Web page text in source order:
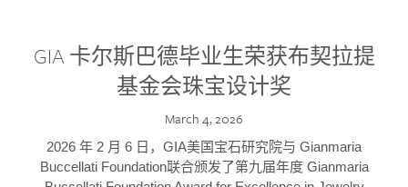
GIA 卡尔斯巴德毕业生荣获布契拉提
基金会珠宝设计奖
March 4, 2026
2026 年 2 月 6 日，GIA美国宝石研究院与 Gianmaria
Buccellati Foundation联合颁发了第九届年度 Gianmaria